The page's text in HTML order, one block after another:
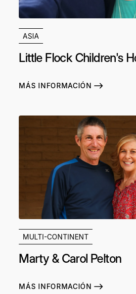
ASIA
Little Flock Children's
MÁS INFORMACIÓN
MULTI-CONTINENT
Marty & Carol Pelton
MÁS INFORMACIÓN